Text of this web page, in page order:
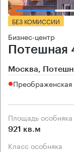
БЕЗ КОМИССИИ
Бизнес-центр
Потешная
Москва,
Площадь особняка
921 кв.м
Класс особняка